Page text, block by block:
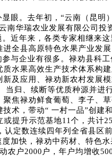
眼。去年初，“云南（昆明
华瑞农业发展有限公司投
近年来，各类专家相继来
全县高原特色水果产业发展
与企业有很多。禄劝县科工
水果高效生产技术体系构
及应用、禄劝新农村发展
当归、续断等优质种源并进
焦禄劝鲜食葡萄、李子、
技术，带动“ 一村一品”创
提升示范基地11个，共计
定数连续四年列全省县区前
加快，禄劝中药材、特色
农户2000户，年户均增收